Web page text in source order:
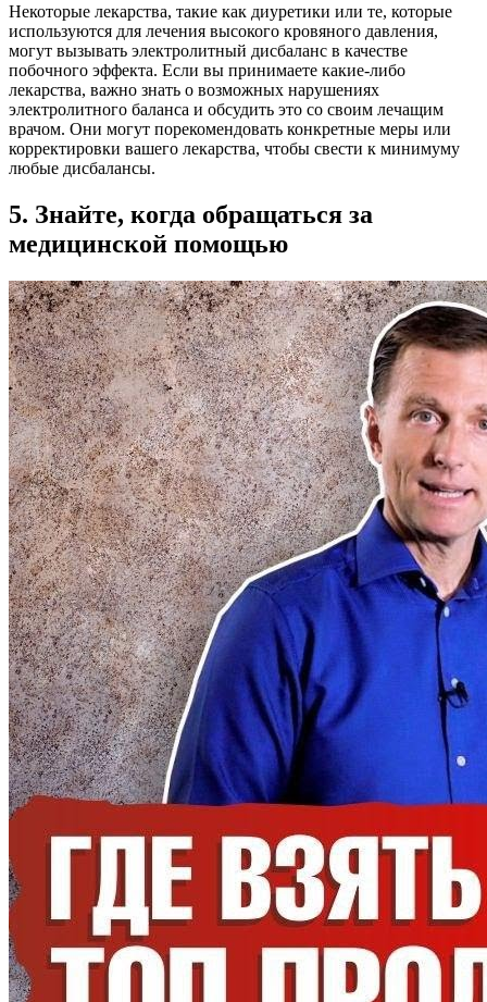
Некоторые лекарства, такие как диуретики или те, которые
используются для лечения высокого кровяного давления,
могут вызывать электролитный дисбаланс в качестве
побочного эффекта. Если вы принимаете какие-либо
лекарства, важно знать о возможных нарушениях
электролитного баланса и обсудить это со своим лечащим
врачом. Они могут порекомендовать конкретные меры или
корректировки вашего лекарства, чтобы свести к минимуму
любые дисбалансы.
5. Знайте, когда обращаться за
медицинской помощью